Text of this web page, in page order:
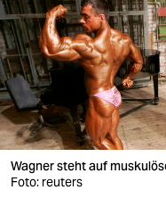
wahrheit
verlag
verlag
veranstaltungen
shop
Wagner steht auf
Foto: reuters